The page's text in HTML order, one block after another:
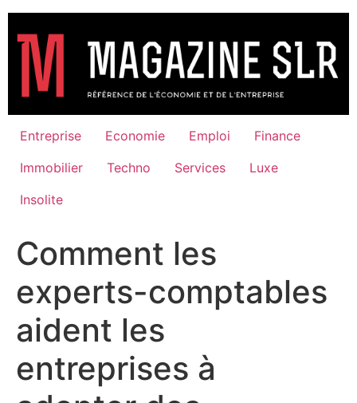
Aller
contenu
Entreprise Economie Emploi
Finance
Immobilier
Techno Services
Luxe
Insolite
Comment les
experts-comptables
aident les
entreprises à